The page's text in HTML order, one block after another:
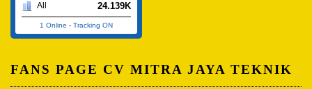
All 24.139K
1 Online - Tracking ON
FANS PAGE CV MITRA JAYA TEKNIK